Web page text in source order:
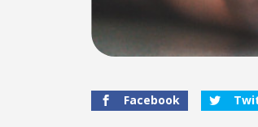
Facebook